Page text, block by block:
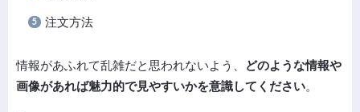
注文方法
情報があふれて乱雑だと思われないよう、
どのような情報や
画像があれば魅力的で見やすいかを意識してください。